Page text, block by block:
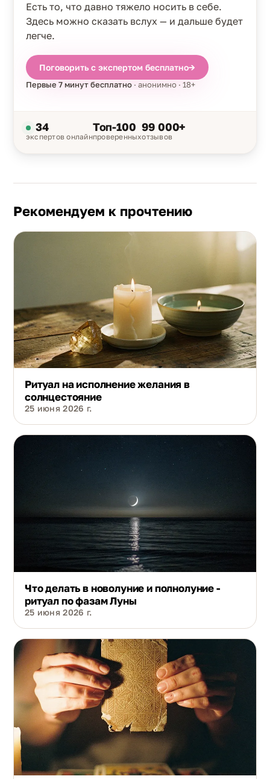
Есть то, что давно тяжело носить в себе.
Здесь можно сказать вслух — и дальше будет
легче.
Поговорить с экспертом бесплатно→
Первые 7 минут бесплатно · анонимно · 18+
34
экспертов онлайн
Топ-100
проверенных
99 000+
отзывов
Рекомендуем к прочтению
Ритуал на исполнение желания в
солнцестояние
25 июня 2026 г.
Что делать в новолуние и полнолуние -
ритуал по фазам Луны
25 июня 2026 г.